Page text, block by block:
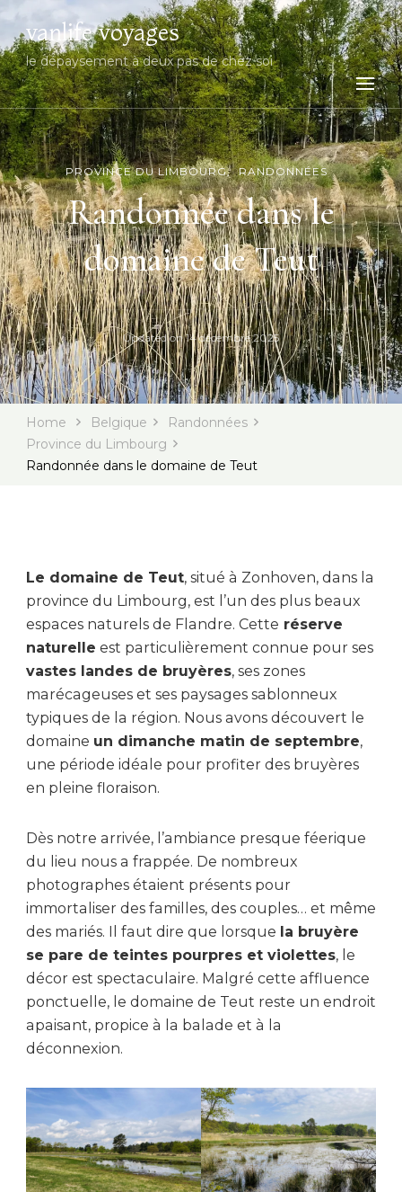
vanlife voyages
le dépaysement à deux pas de chez soi
PROVINCE DU LIMBOURG RANDONNÉES
Randonnée dans le
domaine de Teut
Updated on14 décembre 2025
Home Belgique
Randonnées
Province du Limbourg
Randonnée dans le domaine de Teut
Le domaine de Teut, situé à Zonhoven, dans la
province du Limbourg, est l’un des plus beaux
espaces naturels de Flandre. Cette réserve
naturelle est particulièrement connue pour ses
vastes landes de bruyères, ses zones
marécageuses et ses paysages sablonneux
typiques de la région. Nous avons découvert le
domaine un dimanche matin de septembre,
une période idéale pour profiter des bruyères
en pleine floraison.
Dès notre arrivée, l’ambiance presque féerique
du lieu nous a frappée. De nombreux
photographes étaient présents pour
immortaliser des familles, des couples… et même
des mariés. Il faut dire que lorsque la bruyère
se pare de teintes pourpres et violettes, le
décor est spectaculaire. Malgré cette affluence
ponctuelle, le domaine de Teut reste un endroit
apaisant, propice à la balade et à la
déconnexion.